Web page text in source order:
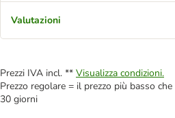
Valutazioni
Prezzi IVA incl. ** Visualizza condizioni.
Prezzo regolare = il prezzo più basso
30 giorni